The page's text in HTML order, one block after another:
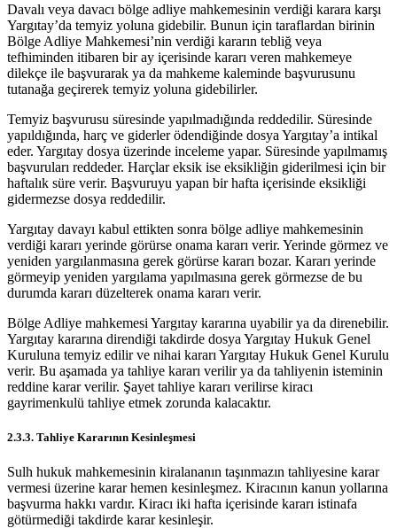
Davalı veya davacı bölge adliye mahkemesinin verdiği karara karşı
Yargıtay’da temyiz yoluna gidebilir. Bunun için taraflardan birinin
Bölge Adliye Mahkemesi’nin verdiği kararın tebliğ veya
tefhiminden itibaren bir ay içerisinde kararı veren mahkemeye
dilekçe ile başvurarak ya da mahkeme kaleminde başvurusunu
tutanağa geçirerek temyiz yoluna gidebilirler.
Temyiz başvurusu süresinde yapılmadığında reddedilir. Süresinde
yapıldığında, harç ve giderler ödendiğinde dosya Yargıtay’a intikal
eder. Yargıtay dosya üzerinde inceleme yapar. Süresinde yapılmamış
başvuruları reddeder. Harçlar eksik ise eksikliğin giderilmesi için bir
haftalık süre verir. Başvuruyu yapan bir hafta içerisinde eksikliği
gidermezse dosya reddedilir.
Yargıtay davayı kabul ettikten sonra bölge adliye mahkemesinin
verdiği kararı yerinde görürse onama kararı verir. Yerinde görmez ve
yeniden yargılanmasına gerek görürse kararı bozar. Kararı yerinde
görmeyip yeniden yargılama yapılmasına gerek görmezse de bu
durumda kararı düzelterek onama kararı verir.
Bölge Adliye mahkemesi Yargıtay kararına uyabilir ya da direnebilir.
Yargıtay kararına direndiği takdirde dosya Yargıtay Hukuk Genel
Kuruluna temyiz edilir ve nihai kararı Yargıtay Hukuk Genel Kurulu
verir. Bu aşamada ya tahliye kararı verilir ya da tahliyenin isteminin
reddine karar verilir. Şayet tahliye kararı verilirse kiracı
gayrimenkulü tahliye etmek zorunda kalacaktır.
2.3.3. Tahliye Kararının Kesinleşmesi
Sulh hukuk mahkemesinin kiralananın taşınmazın tahliyesine karar
vermesi üzerine karar hemen kesinleşmez. Kiracının kanun yollarına
başvurma hakkı vardır. Kiracı iki hafta içerisinde kararı istinafa
götürmediği takdirde karar kesinleşir.